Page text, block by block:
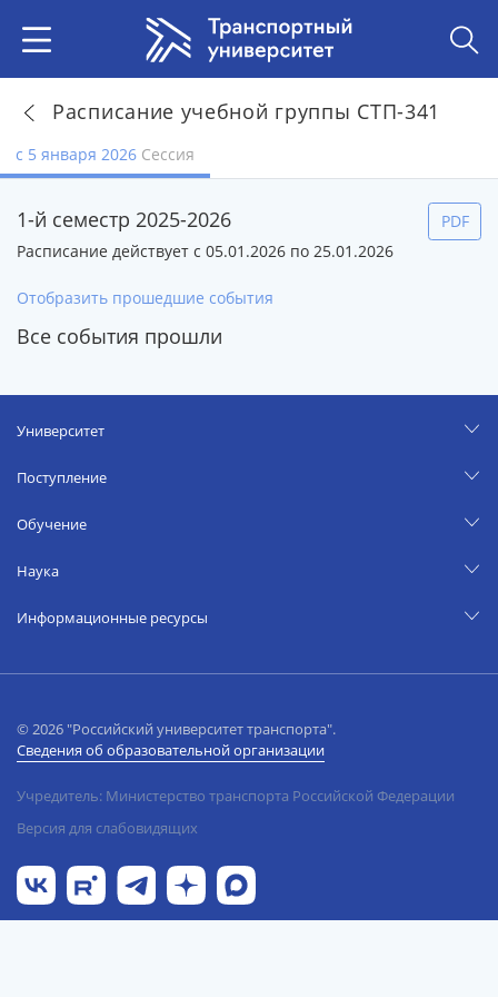
Расписание учебной группы СТП-341
с 5 января 2026 Сессия
1-й семестр 2025-2026
Расписание действует с 05.01.2026 по 25.01.2026
PDF
Отобразить прошедшие события
Все события прошли
Университет
Поступление
Обучение
Наука
Информационные ресурсы
© 2026 "Российский университет транспорта".
Сведения об образовательной организации
Учредитель: Министерство транспорта Российской Федерации
Версия для слабовидящих